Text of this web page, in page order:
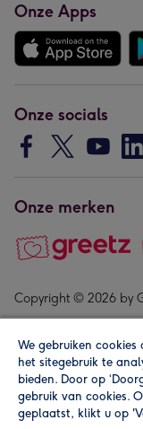
Onze Apps
Onze socials
Onze merken
Copyright © 2026 by
Alle prijzen zijn
We gebruiken
het sitegebruik te
bieden. Door op
gebruik van cookies.
geplaatst, klikt u op